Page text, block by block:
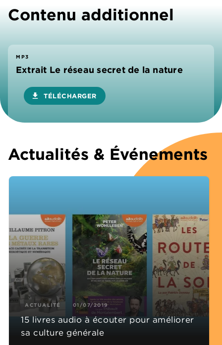
Contenu additionnel
MP3
Extrait Le réseau secret de la nature
download TÉLÉCHARGER
Actualités & Événements
ACTUALITÉ 01/07/2019
15 livres audio à écouter pour améliorer
sa culture générale